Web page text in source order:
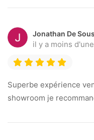
Jonathan De
il y a moins
Superbe expérience
showroom je